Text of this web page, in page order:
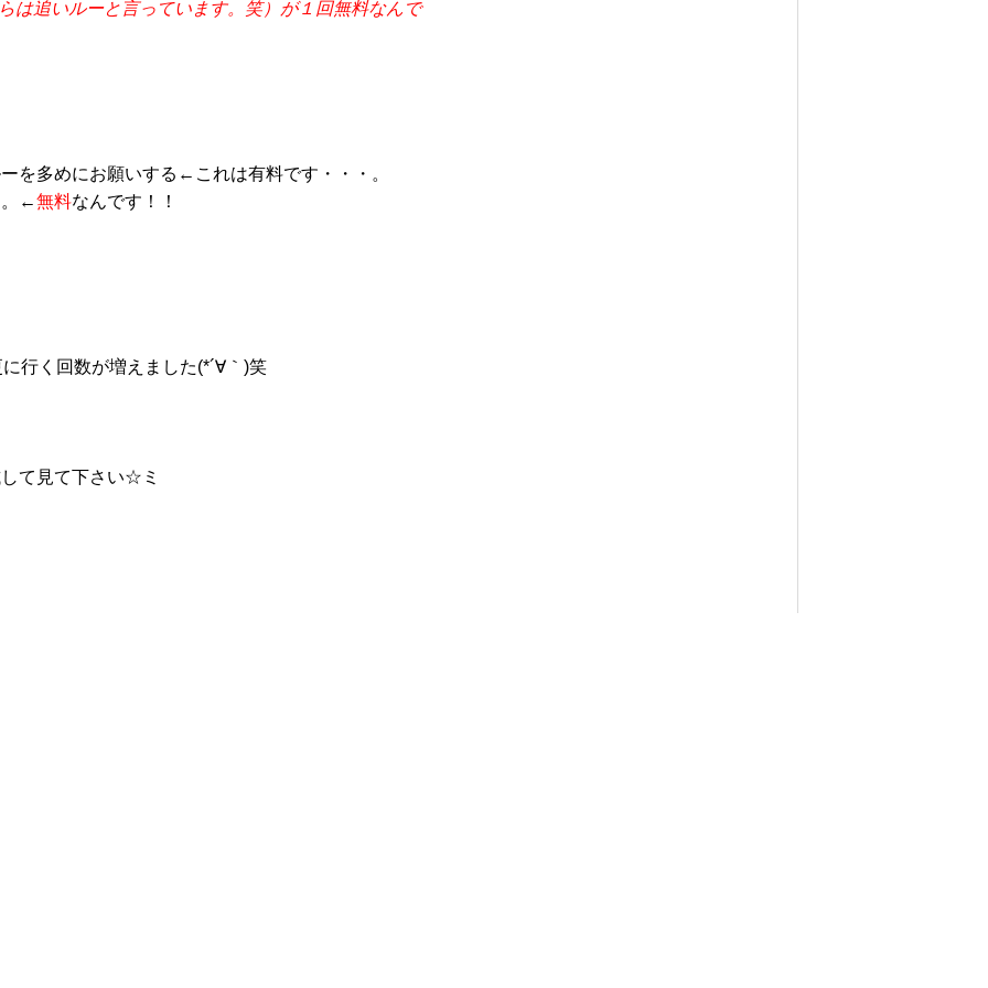
は追いルーと言っています。笑）が１回無料なんで
を多めにお願いする←これは有料です・・・。
。←無料なんです！！
行く回数が増えました(*´∀｀)笑
て見て下さい☆ミ